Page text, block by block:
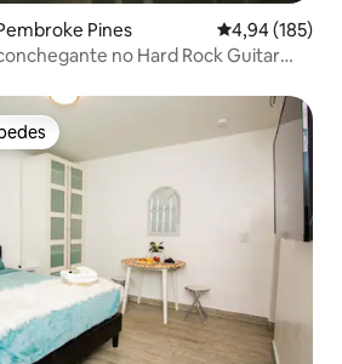
Pines 4,94 de uma
4,94 (185)
no Hard Rock Guitar
dos hóspedes